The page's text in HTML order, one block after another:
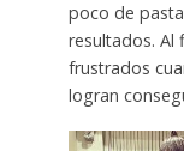
poco de
resultados. Al
frustrados
logran